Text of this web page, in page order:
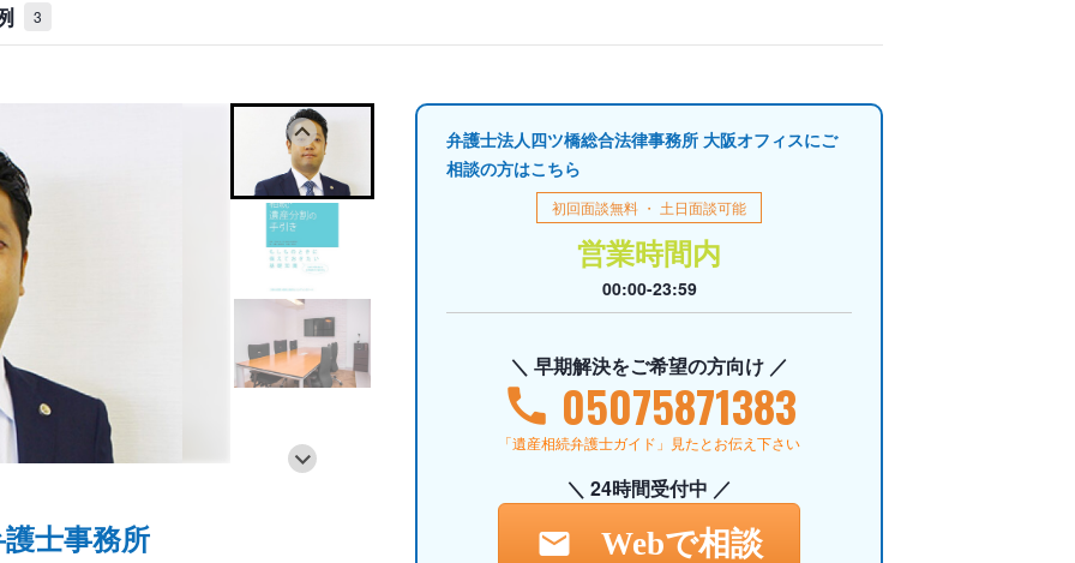
3
士事務所
弁護士法人四ツ橋総合法律事務所 大阪オフィスにご
相談の方はこちら
初回面談無料 ・ 土日面談可能
営業時間内
00:00-23:59
＼ 早期解決をご希望の方向け ／
05075871383
「遺産相続弁護士ガイド」見たとお伝え下さい
＼ 24時間受付中 ／
Webで相談